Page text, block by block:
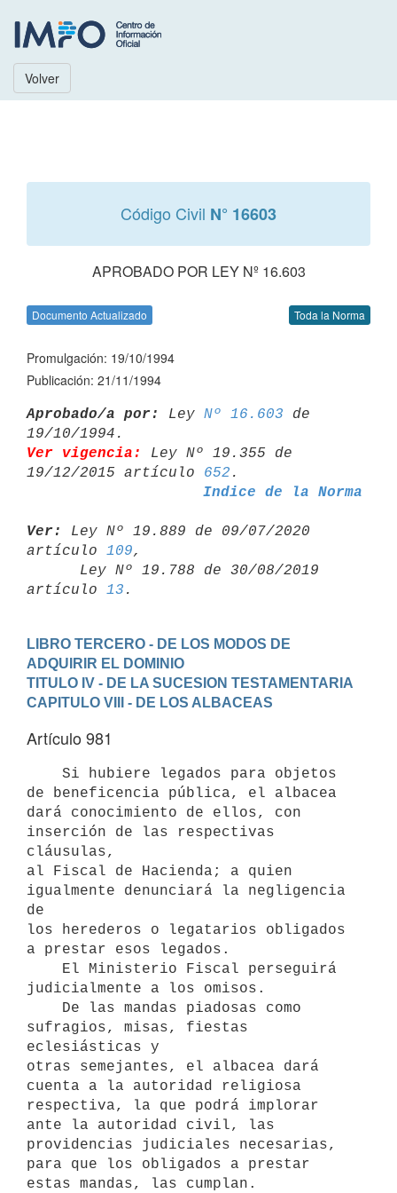
Volver
Código Civil N° 16603
APROBADO POR LEY Nº 16.603
Documento Actualizado Toda la Norma
Promulgación: 19/10/1994
Publicación: 21/11/1994
Aprobado/a por: Ley Nº 16.603 de
Ver vigencia:
Ley Nº 19.355 de
19/12/2015 artículo 652
Indice de la Norma
Ver:
Ley Nº 19.889 de 09/07/2020
artículo 109,
artículo 13
LIBRO TERCERO - DE LOS MODOS DE
ADQUIRIR EL DOMINIO
TITULO IV - DE LA SUCESION TESTAMENTARIA
CAPITULO VIII - DE LOS ALBACEAS
Artículo 981
de beneficencia pública, el albacea
dará conocimiento de ellos, con
inserción de las respectivas
cláusulas,
al Fiscal de Hacienda; a quien
igualmente denunciará la negligencia
de
los herederos o legatarios obligados
a prestar esos legados.
judicialmente a los omisos.
sufragios, misas, fiestas
eclesiásticas y
otras semejantes, el albacea dará
cuenta a la autoridad religiosa
respectiva, la que podrá implorar
ante la autoridad civil, las
providencias judiciales necesarias,
para que los obligados a prestar
estas mandas, las cumplan.